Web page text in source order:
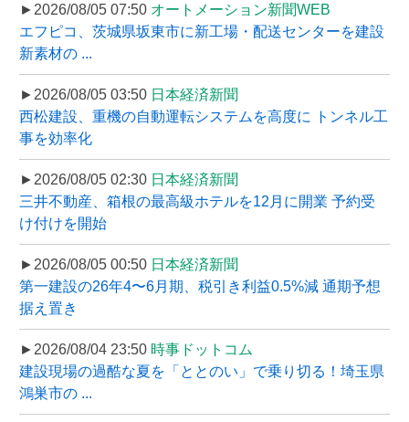
►2026/08/05 07:50 オートメーション新聞WEB
エフピコ、茨城県坂東市に新工場・配送センターを建設
新素材の ...
►2026/08/05 03:50 日本経済新聞
西松建設、重機の自動運転システムを高度に トンネル工
事を効率化
►2026/08/05 02:30 日本経済新聞
三井不動産、箱根の最高級ホテルを12月に開業 予約受
け付けを開始
►2026/08/05 00:50 日本経済新聞
第一建設の26年4〜6月期、税引き利益0.5%減 通期予想
据え置き
►2026/08/04 23:50 時事ドットコム
建設現場の過酷な夏を「ととのい」で乗り切る！埼玉県
鴻巣市の ...